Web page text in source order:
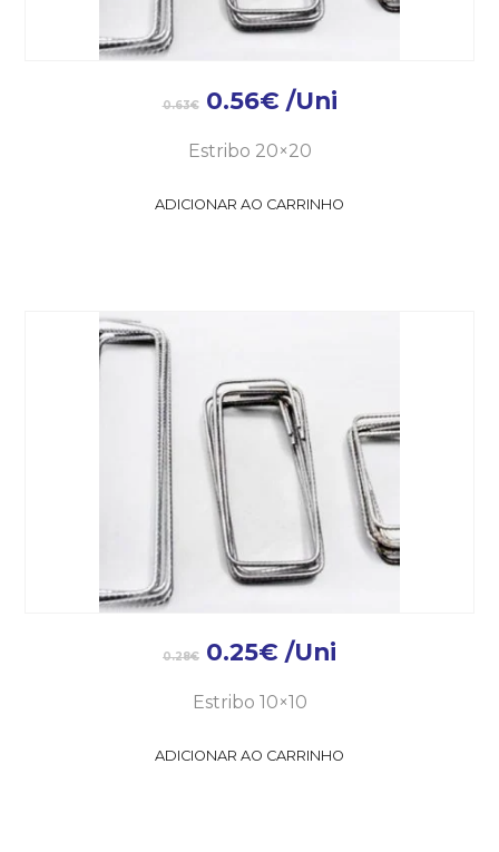
0.63€ 0.56€ /Uni
Estribo 20×20
ADICIONAR AO CARRINHO
0.28€ 0.25€ /Uni
Estribo 10×10
ADICIONAR AO CARRINHO